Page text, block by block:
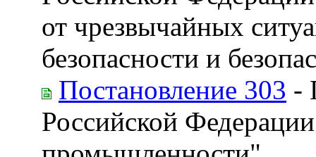
от чрезвычайных
безопасности и
Постановление 303 -
Российской